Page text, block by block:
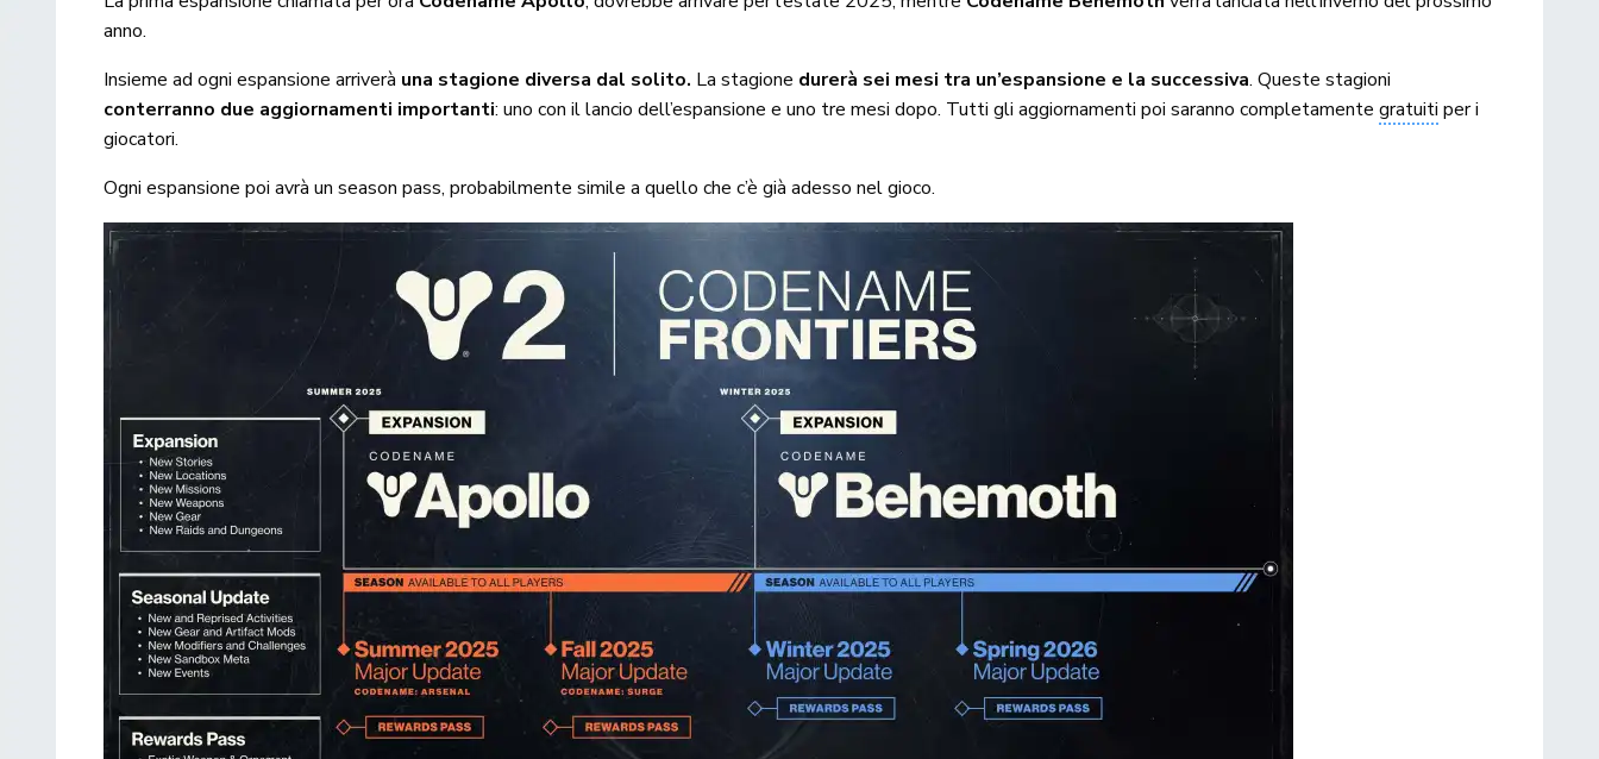
anno.
Insieme ad ogni espansione arriverà una stagione diversa dal solito. La stagione durerà sei mesi tra un’espansione e la successiva. Queste stagioni
conterranno due aggiornamenti importanti: uno con il lancio dell’espansione e uno tre mesi dopo. Tutti gli aggiornamenti poi saranno completamentegratuiti per i
giocatori.
Ogni espansione poi avrà un season pass, probabilmente simile a quello che c’è già adesso nel gioco.